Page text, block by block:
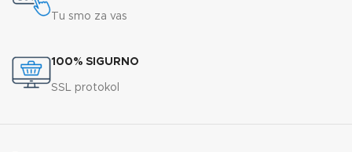
Tu smo za vas
100% SIGURNO
SSL protokol